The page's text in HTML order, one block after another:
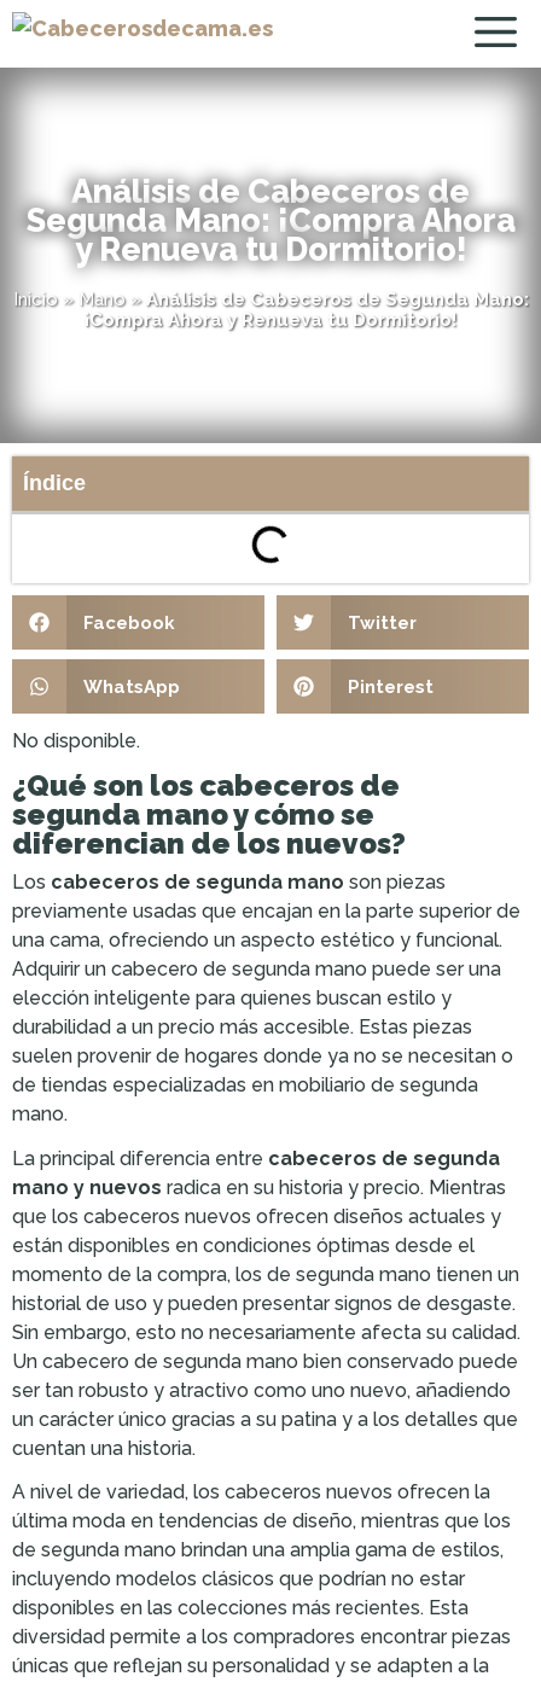
Análisis de Cabeceros de
Segunda Mano: ¡Compra Ahora
y Renueva tu Dormitorio!
Inicio» Mano» Análisis de Cabeceros de Segunda Mano:
¡Compra Ahora y Renueva tu Dormitorio!
Índice
Facebook Twitter
WhatsApp Pinterest
No disponible.
¿Qué son los cabeceros de
segunda mano y cómo se
diferencian de los nuevos?
Los cabeceros de segunda mano son piezas
previamente usadas que encajan en la parte superior de
una cama, ofreciendo un aspecto estético y funcional.
Adquirir un cabecero de segunda mano puede ser una
elección inteligente para quienes buscan estilo y
durabilidad a un precio más accesible. Estas piezas
suelen provenir de hogares donde ya no se necesitan o
de tiendas especializadas en mobiliario de segunda
mano.
La principal diferencia entre cabeceros de segunda
mano y nuevos radica en su historia y precio. Mientras
que los cabeceros nuevos ofrecen diseños actuales y
están disponibles en condiciones óptimas desde el
momento de la compra, los de segunda mano tienen un
historial de uso y pueden presentar signos de desgaste.
Sin embargo, esto no necesariamente afecta su calidad.
Un cabecero de segunda mano bien conservado puede
ser tan robusto y atractivo como uno nuevo, añadiendo
un carácter único gracias a su patina y a los detalles que
cuentan una historia.
A nivel de variedad, los cabeceros nuevos ofrecen la
última moda en tendencias de diseño, mientras que los
de segunda mano brindan una amplia gama de estilos,
incluyendo modelos clásicos que podrían no estar
disponibles en las colecciones más recientes. Esta
diversidad permite a los compradores encontrar piezas
únicas que reflejan su personalidad y se adapten a la